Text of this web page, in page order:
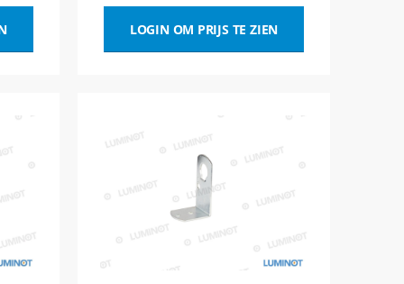
LOGIN OM PRIJS TE ZIEN